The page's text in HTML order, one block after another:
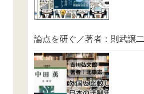
論点を研ぐ／著者：則武譲二